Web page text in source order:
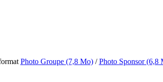
Photo Groupe (7,8 Mo)/Photo Sponsor (6,8